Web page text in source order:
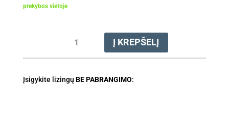
prekybos vietoje
kiekis:
Žnyplės
FP
Į KREPŠELĮ
Įsigykite lizingų BE PABRANGIMO: